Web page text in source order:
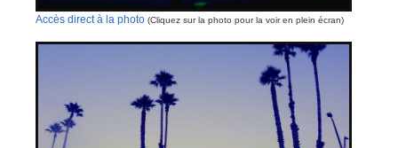
Accès direct à la photo (Cliquez sur la photo pour la voir en plein écran)